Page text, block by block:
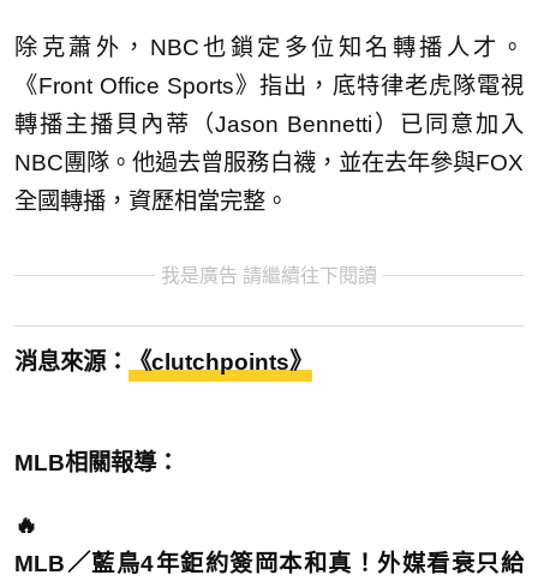
除克蕭外，NBC也鎖定多位知名轉播人才。
《Front Office Sports》指出，底特律老虎隊電視
轉播主播貝內蒂（Jason Bennetti）已同意加入
NBC團隊。他過去曾服務白襪，並在去年參與FOX
全國轉播，資歷相當完整。
我是廣告 請繼續往下閱讀
消息來源： 《clutchpoints》
MLB相關報導：
🔥
MLB／藍鳥4年鉅約簽岡本和真！外媒看衰只給